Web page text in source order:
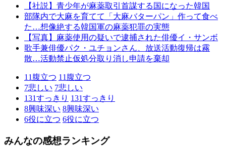
【社説】青少年が麻薬取引首謀する国になった韓国
部隊内で大麻を育てて「大麻バターパン」作って食べ
た…想像絶する韓国軍の麻薬犯罪の実態
【写真】麻薬使用の疑いで逮捕された俳優イ・サンボ
歌手兼俳優パク・ユチョンさん、放送活動復帰は霧
散…活動禁止仮処分取り消し申請を棄却
11 腹立つ 11 腹立つ
7悲しい 7悲しい
131すっきり 131すっきり
8興味深い 8興味深い
6役に立つ 6役に立つ
みんなの感想ランキング